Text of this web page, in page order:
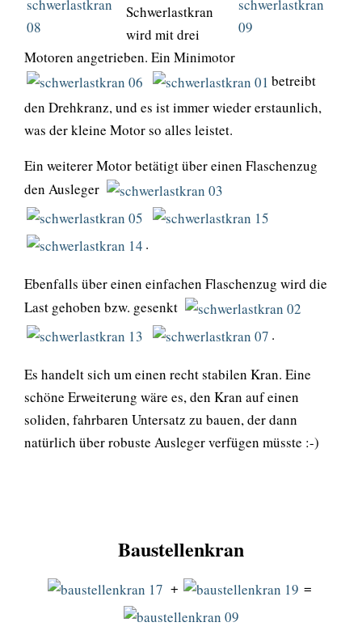
Schwerlastkran
wird mit drei
Motoren angetrieben. Ein Minimotor
betreibt
den Drehkranz, und es ist immer wieder erstaunlich,
was der kleine Motor so alles leistet.
Ein weiterer Motor betätigt über einen Flaschenzug
den Ausleger
.
Ebenfalls über einen einfachen Flaschenzug wird die
Last gehoben bzw. gesenkt
.
Es handelt sich um einen recht stabilen Kran. Eine
schöne Erweiterung wäre es, den Kran auf einen
soliden, fahrbaren Untersatz zu bauen, der dann
natürlich über robuste Ausleger verfügen müsste :-)
Baustellenkran
+ =